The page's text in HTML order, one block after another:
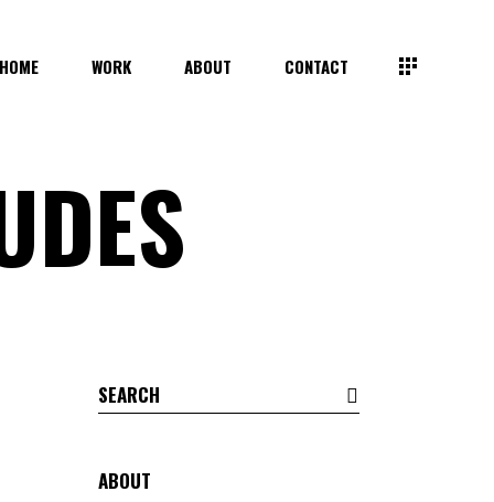
HOME WORK ABOUT CONTACT
Search
for:
ABOUT